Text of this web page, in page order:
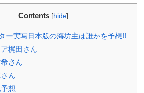
Contents [hide]
ー実写日本版の海坊主は誰かを予想!!
梶田さん
さん
ん
想